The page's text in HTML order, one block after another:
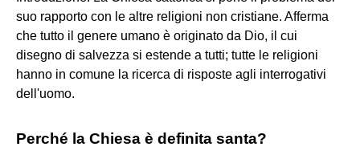
suo rapporto con le altre religioni non cristiane. Afferma
che tutto il genere umano è originato da Dio, il cui
disegno di salvezza si estende a tutti; tutte le religioni
hanno in comune la ricerca di risposte agli interrogativi
dell'uomo.
Perché la Chiesa è definita santa?